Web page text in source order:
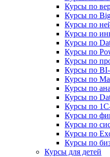
Курсы по
Курсы по
Курсы по
Курсы по
Курсы по
Курсы по
Курсы по
Курсы по
Курсы по
Курсы по
Курсы по
Курсы по
Курсы по
Курсы по
Курсы по
Курсы по
Курсы для детей